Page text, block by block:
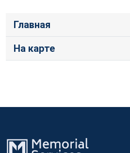
Главная
На карте